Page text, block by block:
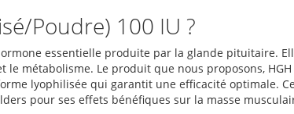
Poudre) 100 IU ?
essentielle produite par la glande pituitaire.
métabolisme. Le produit que nous proposons, HGH
lyophilisée qui garantit une efficacité optimale.
pour ses effets bénéfiques sur la masse